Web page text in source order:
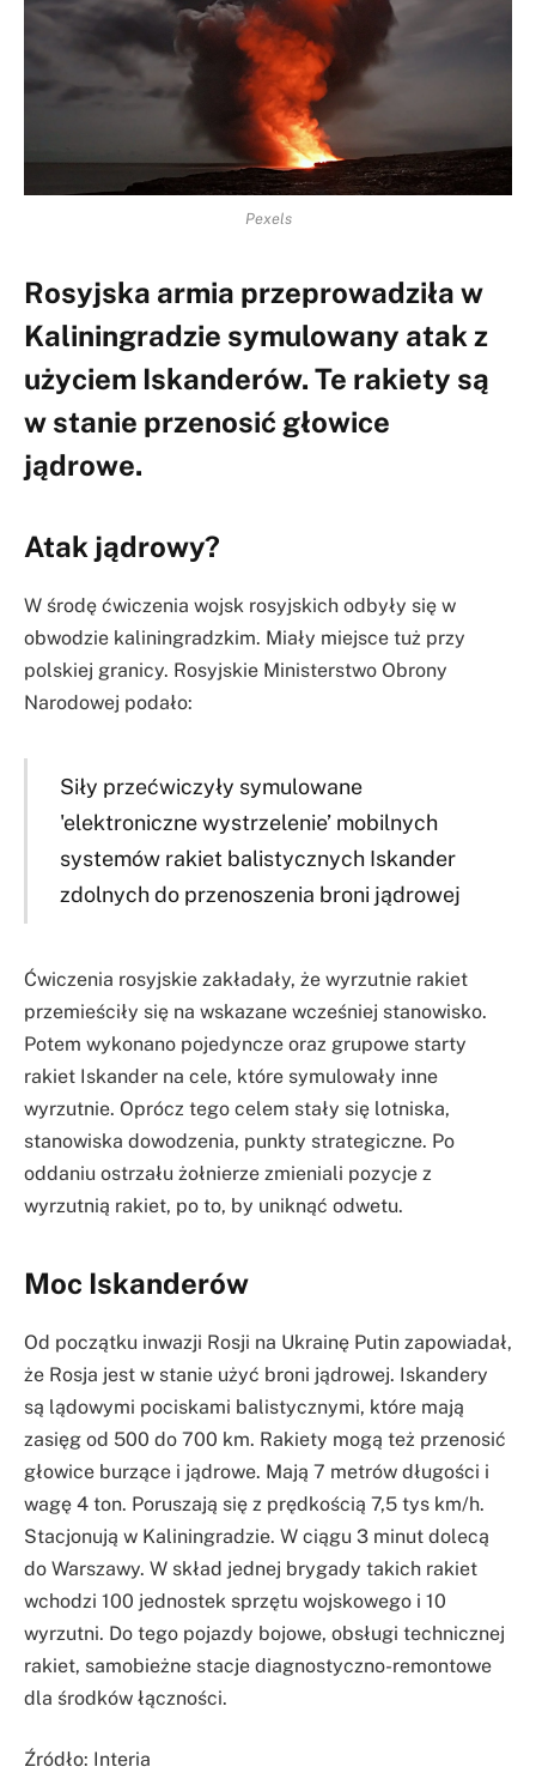
Pexels
Rosyjska armia przeprowadziła w
Kaliningradzie symulowany atak z
użyciem Iskanderów. Te rakiety są
w stanie przenosić głowice
jądrowe.
Atak jądrowy?
W środę ćwiczenia wojsk rosyjskich odbyły się w
obwodzie kaliningradzkim. Miały miejsce tuż przy
polskiej granicy. Rosyjskie Ministerstwo Obrony
Narodowej podało:
Siły przećwiczyły symulowane
'elektroniczne wystrzelenie’ mobilnych
systemów rakiet balistycznych Iskander
zdolnych do przenoszenia broni jądrowej
Ćwiczenia rosyjskie zakładały, że wyrzutnie rakiet
przemieściły się na wskazane wcześniej stanowisko.
Potem wykonano pojedyncze oraz grupowe starty
rakiet Iskander na cele, które symulowały inne
wyrzutnie. Oprócz tego celem stały się lotniska,
stanowiska dowodzenia, punkty strategiczne. Po
oddaniu ostrzału żołnierze zmieniali pozycje z
wyrzutnią rakiet, po to, by uniknąć odwetu.
Moc Iskanderów
Od początku inwazji Rosji na Ukrainę Putin zapowiadał,
że Rosja jest w stanie użyć broni jądrowej. Iskandery
są lądowymi pociskami balistycznymi, które mają
zasięg od 500 do 700 km. Rakiety mogą też przenosić
głowice burzące i jądrowe. Mają 7 metrów długości i
wagę 4 ton. Poruszają się z prędkością 7,5 tys km/h.
Stacjonują w Kaliningradzie. W ciągu 3 minut dolecą
do Warszawy. W skład jednej brygady takich rakiet
wchodzi 100 jednostek sprzętu wojskowego i 10
wyrzutni. Do tego pojazdy bojowe, obsługi technicznej
rakiet, samobieżne stacje diagnostyczno-remontowe
dla środków łączności.
Źródło: Interia